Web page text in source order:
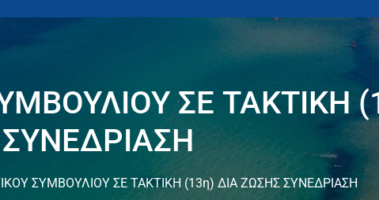
ΣΕ ΤΑΚΤΙΚΗ
ΣΥΜΒΟΥΛΙΟΥ ΣΕ ΤΑΚΤΙΚΗ (13η) ΔΙΑ ΖΩΣΗΣ ΣΥΝΕΔΡΙΑΣΗ